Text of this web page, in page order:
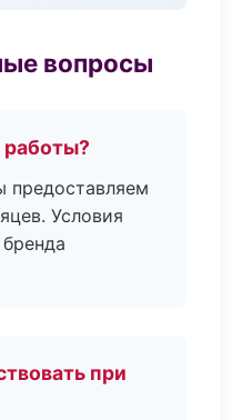
вопросы
работы?
предоставляем
Условия
при